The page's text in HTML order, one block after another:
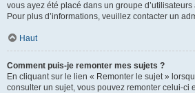
vous ayez été placé dans un groupe
Pour plus d’informations, veuillez contacter un
Haut
Comment puis-je remonter mes sujets ?
En cliquant sur le lien « Remonter le sujet »
consulter un sujet, vous pouvez remonter celui-ci